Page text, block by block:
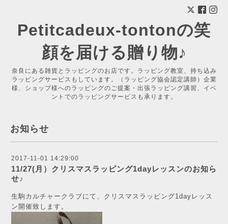
Petitcadeux-tontonの笑
顔を届ける贈り物♪
奈良にある雑貨とラッピングのお店です。ラッピング教室、持ち込み
ラッピングサービスもしています。（ラッピング協会認定講師）企業
様、ショップ様へのラッピングのご提案・出張ラッピング講習、イベ
ントでのラッピングサービスも承ります。
お知らせ
2017-11-01 14:29:00
11/27(月）クリスマスラッピング1dayレッスンのお知ら
せ♪
生駒カルチャークラブにて、クリスマスラッピング1dayレッス
ン開催致します。